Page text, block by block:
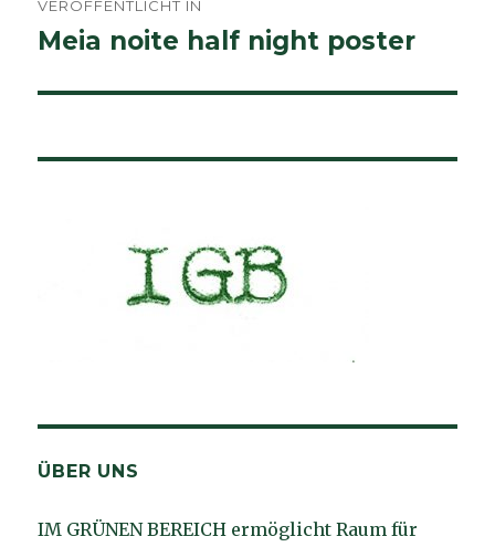
VERÖFFENTLICHT IN
Meia noite half night poster
ÜBER UNS
IM GRÜNEN BEREICH ermöglicht Raum für